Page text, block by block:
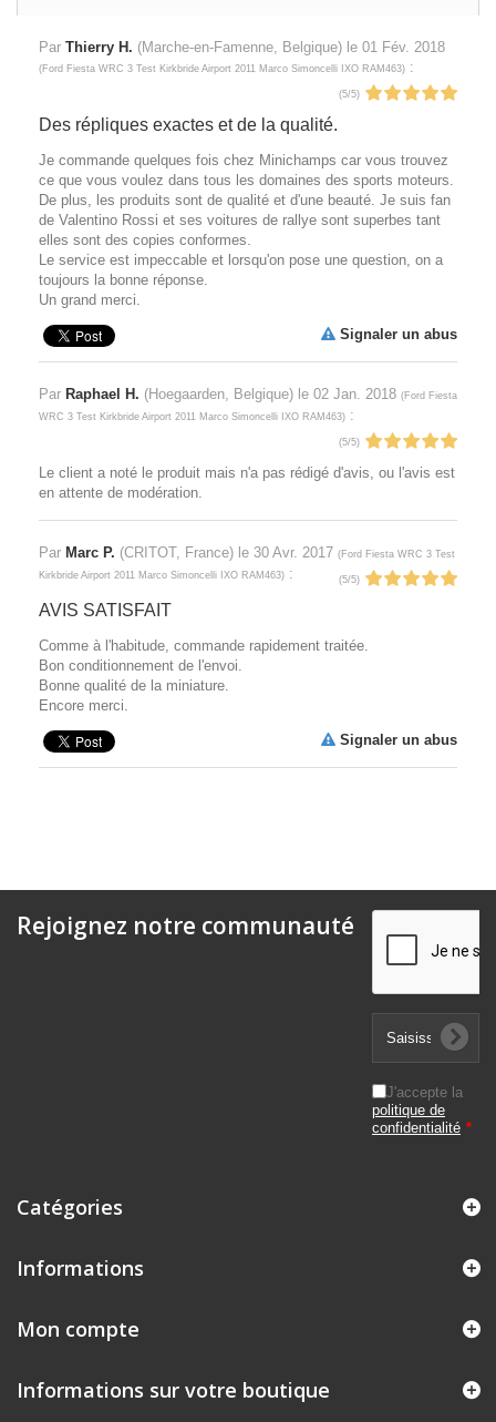
Par Thierry H. (Marche-en-Famenne, Belgique) le 01 Fév. 2018
(Ford Fiesta WRC 3 Test Kirkbride Airport 2011 Marco Simoncelli IXO RAM463) :
(5/5)
Des répliques exactes et de la qualité.
Je commande quelques fois chez Minichamps car vous trouvez
ce que vous voulez dans tous les domaines des sports moteurs.
De plus, les produits sont de qualité et d'une beauté. Je suis fan
de Valentino Rossi et ses voitures de rallye sont superbes tant
elles sont des copies conformes.
Le service est impeccable et lorsqu'on pose une question, on a
toujours la bonne réponse.
Un grand merci.
Signaler un abus
Par Raphael H. (Hoegaarden, Belgique) le 02 Jan. 2018 (Ford Fiesta
WRC 3 Test Kirkbride Airport 2011 Marco Simoncelli IXO RAM463) :
(5/5)
Le client a noté le produit mais n'a pas rédigé d'avis, ou l'avis est
en attente de modération.
Par Marc P. (CRITOT, France) le 30 Avr. 2017 (Ford Fiesta WRC 3 Test
Kirkbride Airport 2011 Marco Simoncelli IXO RAM463) : (5/5)
AVIS SATISFAIT
Comme à l'habitude, commande rapidement traitée.
Bon conditionnement de l'envoi.
Bonne qualité de la miniature.
Encore merci.
Signaler un abus
Rejoignez notre communauté
J'accepte la
politique de
confidentialité *
Catégories
Informations
Mon compte
Informations sur votre boutique